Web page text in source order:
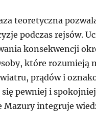
teoretyczna
podczas rejsów.
konsekwencji
które rozumieją
prądów i
się pewniej i
Mazury integruje